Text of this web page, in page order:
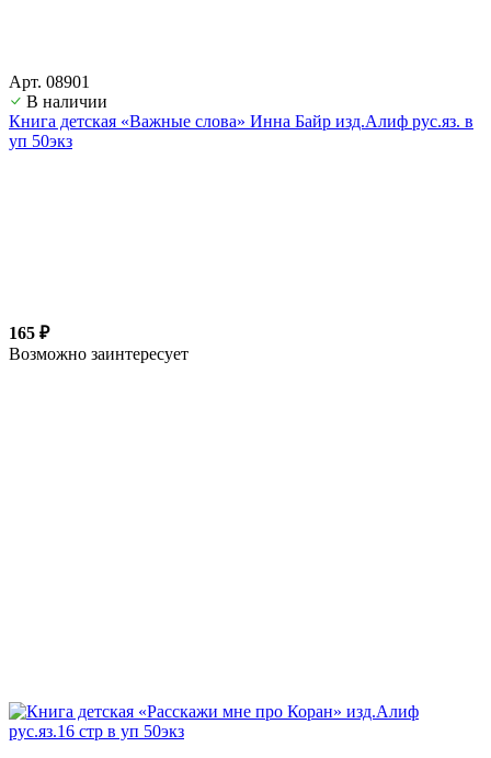
Арт. 08901
В наличии
Книга детская «Важные слова» Инна Байр изд.Алиф рус.яз. в
уп 50экз
165 ₽
Возможно заинтересует